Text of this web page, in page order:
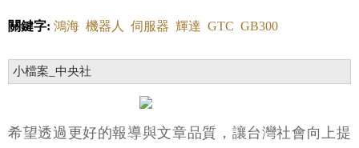
關鍵字: 鴻海 機器人 伺服器 輝達 GTC GB300
小檔案_中央社
希望透過更好的報導與文章品質，讓台灣社會向上提